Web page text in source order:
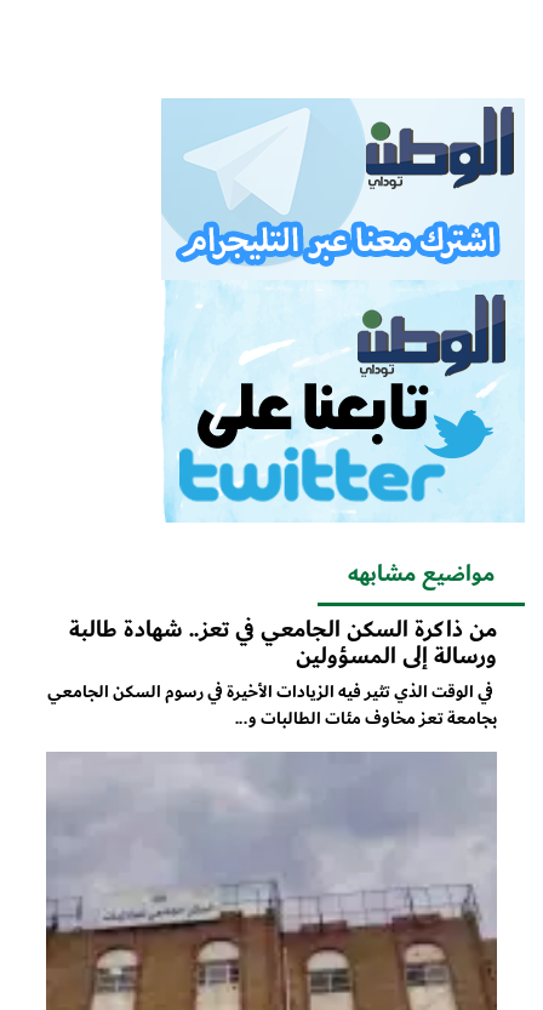
مواضيع مشابهه
من ذاكرة السكن الجامعي في تعز.. شهادة طالبة
ورسالة إلى المسؤولين
في الوقت الذي تثير فيه الزيادات الأخيرة في رسوم السكن الجامعي
بجامعة تعز مخاوف مئات الطالبات و...